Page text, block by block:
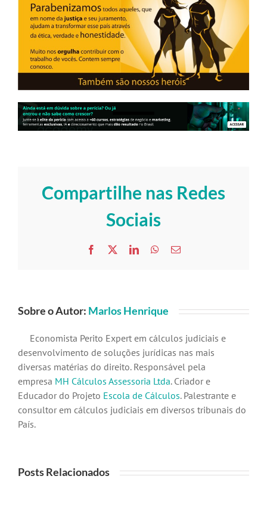
especial!!
Compartilhe nas Redes
Sociais
Facebook LinkedInWhatsApp
E-
Sobre o Autor: Marlos Henrique
Economista Perito Expert em cálculos judiciais e
desenvolvimento de soluções jurídicas nas mais
diversas matérias do direito. Responsável pela
empresa MH Cálculos Assessoria Ltda. Criador e
Educador do Projeto Escola de Cálculos. Palestrante e
consultor em cálculos judiciais em diversos tribunais do
País.
Posts Relacionados